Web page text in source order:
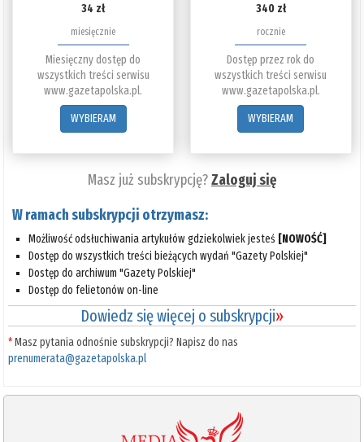
34 zł
miesięcznie
Miesięczny dostęp do
wszystkich treści serwisu
www.gazetapolska.pl.
WYBIERAM
340 zł
rocznie
Dostęp przez rok do
wszystkich treści serwisu
www.gazetapolska.pl.
WYBIERAM
Masz już subskrypcję?Zaloguj się
W ramach subskrypcji otrzymasz:
Możliwość odsłuchiwania artykułów gdziekolwiek jesteś [NOWOŚĆ]
Dostęp do wszystkich treści bieżących wydań "Gazety Polskiej"
Dostęp do archiwum "Gazety Polskiej"
Dostęp do felietonów on-line
Dowiedz się więcej o subskrypcji»
*Masz pytania odnośnie subskrypcji? Napisz do nas
prenumerata@gazetapolska.pl